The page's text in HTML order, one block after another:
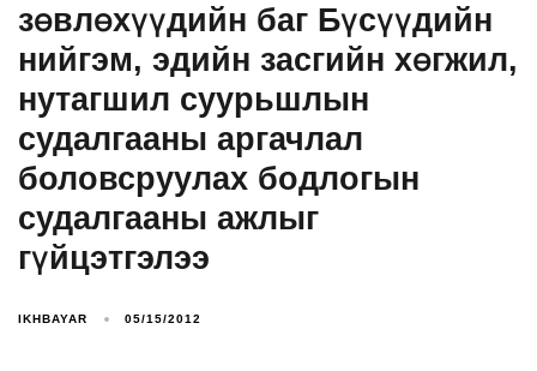
зөвлөхүүдийн баг Бүсүүдийн
нийгэм, эдийн засгийн хөгжил,
нутагшил суурьшлын
судалгааны аргачлал
боловсруулах бодлогын
судалгааны ажлыг
гүйцэтгэлээ
IKHBAYAR 05/15/2012